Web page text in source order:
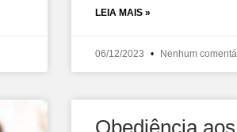
LEIA MAIS »
06/12/2023 Nenhum
Obediência